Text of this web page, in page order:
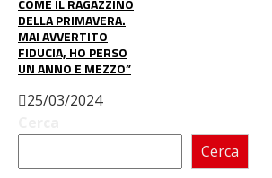
COME IL RAGAZZINO
DELLA PRIMAVERA.
MAI AVVERTITO
FIDUCIA, HO PERSO
UN ANNO E MEZZO”
25/03/2024
Cerca